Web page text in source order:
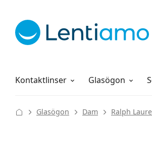
Kontaktlinser
Linsvätskor Glasögon
Allt om att handla hos oss
Glasögon Dam Ralph